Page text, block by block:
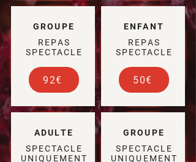
GROUPE
REPAS
SPECTACLE
92€
ADULTE
SPECTACLE
UNIQUEMENT
ENFANT
REPAS
SPECTACLE
50€
GROUPE
SPECTACLE
UNIQUEMENT